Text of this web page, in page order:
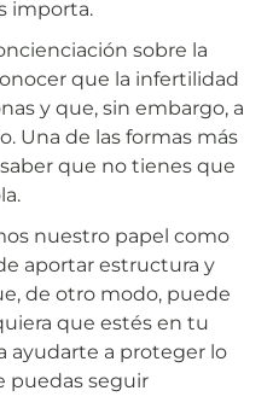
importa.
sobre la
que la infertilidad
y que, sin embargo, a
Una de las formas más
que no tienes que
nuestro papel como
aportar estructura y
de otro modo, puede
que estés en tu
ayudarte a proteger lo
puedas seguir